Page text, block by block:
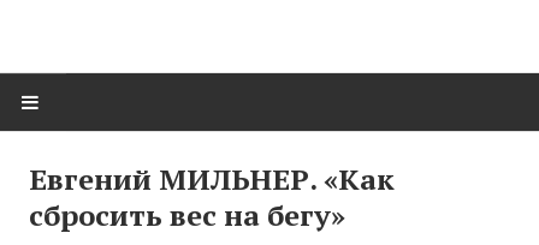
Нас поздравляют...
Евгений МИЛЬНЕР. «Как
сбросить вес на бегу»